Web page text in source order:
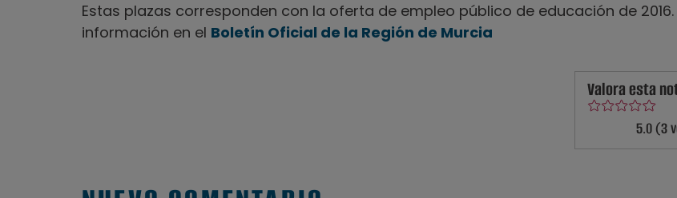
Estas plazas corresponden con la oferta de empleo público de educación de 2016.
información en el Boletín Oficial de la Región de Murcia
Valora esta
5.0 (3